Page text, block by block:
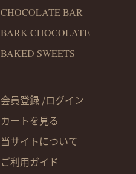
CHOCOLATE BAR
BARK CHOCOLATE
BAKED SWEETS
会員登録 /ログイン
カートを見る
当サイトについて
ご利用ガイド